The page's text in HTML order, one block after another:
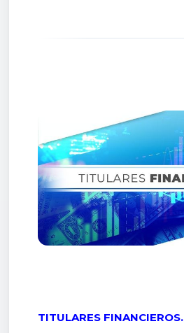
TITULARES FINANCIEROS.